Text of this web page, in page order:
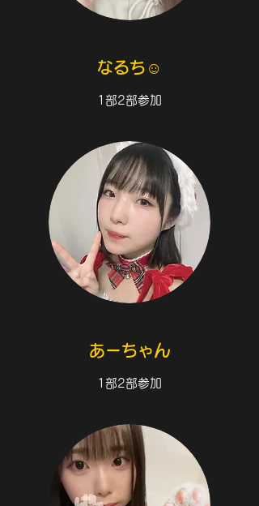
なるち☺︎
1部2部参加
あーちゃん
1部2部参加